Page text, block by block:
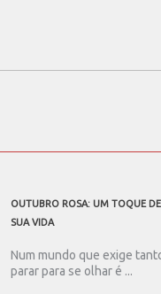
OUTUBRO ROSA: UM TOQUE
SUA VIDA
Num mundo que exige
parar para se olhar é ...